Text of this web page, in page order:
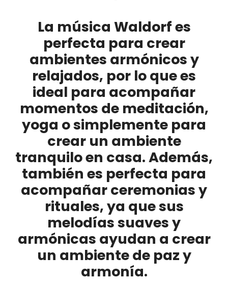
La música Waldorf es
perfecta para crear
ambientes armónicos y
relajados, por lo que es
ideal para acompañar
momentos de meditación,
yoga o simplemente para
crear un ambiente
tranquilo en casa. Además,
también es perfecta para
acompañar ceremonias y
rituales, ya que sus
melodías suaves y
armónicas ayudan a crear
un ambiente de paz y
armonía.